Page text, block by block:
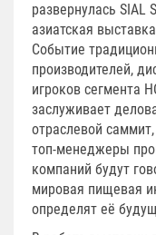
развернулась SIAL
азиатская
Событие
производителей,
игроков сегмента
заслуживает
отраслевой
топ-менеджеры
компаний будут
мировая пищевая
определят её